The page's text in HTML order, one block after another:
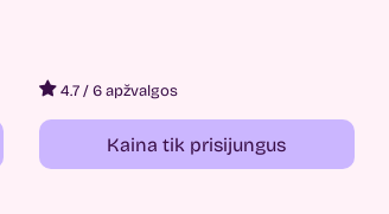
4.7/6 apžvalgos
Kaina tik prisijungus